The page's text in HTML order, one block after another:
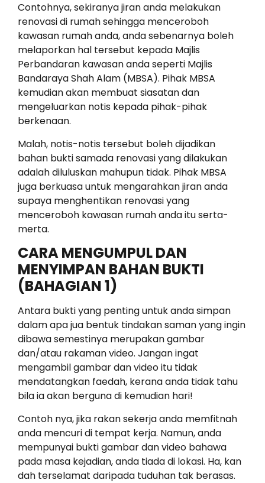
Contohnya, sekiranya jiran anda melakukan
renovasi di rumah sehingga menceroboh
kawasan rumah anda, anda sebenarnya boleh
melaporkan hal tersebut kepada Majlis
Perbandaran kawasan anda seperti Majlis
Bandaraya Shah Alam (MBSA). Pihak MBSA
kemudian akan membuat siasatan dan
mengeluarkan notis kepada pihak-pihak
berkenaan.
Malah, notis-notis tersebut boleh dijadikan
bahan bukti samada renovasi yang dilakukan
adalah diluluskan mahupun tidak. Pihak MBSA
juga berkuasa untuk mengarahkan jiran anda
supaya menghentikan renovasi yang
menceroboh kawasan rumah anda itu serta-
merta.
CARA MENGUMPUL DAN
MENYIMPAN BAHAN BUKTI
(BAHAGIAN 1)
Antara bukti yang penting untuk anda simpan
dalam apa jua bentuk tindakan saman yang ingin
dibawa semestinya merupakan gambar
dan/atau rakaman video. Jangan ingat
mengambil gambar dan video itu tidak
mendatangkan faedah, kerana anda tidak tahu
bila ia akan berguna di kemudian hari!
Contoh nya, jika rakan sekerja anda memfitnah
anda mencuri di tempat kerja. Namun, anda
mempunyai bukti gambar dan video bahawa
pada masa kejadian, anda tiada di lokasi. Ha, kan
dah terselamat daripada tuduhan tak berasas.